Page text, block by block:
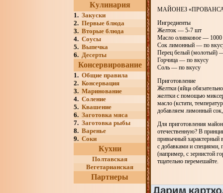
Кулинария
1. Закуски
2. Первые блюда
3. Вторые блюда
4. Соусы
5. Выпечка
6. Десерты
Консервирование
1. Общие правила
2. Консервация
3. Маринование
4. Соление
5. Квашение
6. Заготовка мяса
7. Заготовка рыбы
8. Варенье
9. Соки
Кухни
Полтавская
Вегетарианская
Партнеры
МАЙОНЕЗ
Ингредиенты
Желток — 5-7 шт
Масло оливковое —
Сок лимонный — по
Перец белый (молотый)
Горчица — по вкусу
Соль — по вкусу
Приготовление
Желтки (яйца
желтки с помощью
масло (кстати,
добавляем лимонный сок,
Для приготовления
отечественную? В
привычный характерный
с добавками и специями,
(например, с зернистой
тщательно перемешайте.